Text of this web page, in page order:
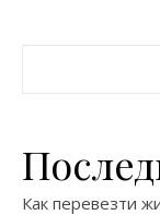
Как перевезти